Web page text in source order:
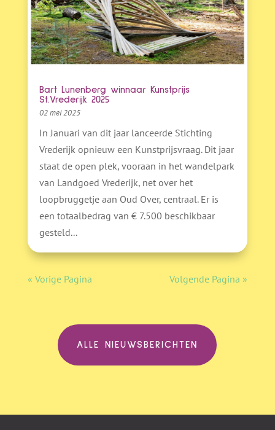
Bart Lunenberg winnaar Kunstprijs
St.Vrederijk 2025
02 mei 2025
In Januari van dit jaar lanceerde Stichting
Vrederijk opnieuw een Kunstprijsvraag. Dit jaar
staat de open plek, vooraan in het wandelpark
van Landgoed Vrederijk, net over het
loopbruggetje aan Oud Over, centraal. Er is
een totaalbedrag van € 7.500 beschikbaar
gesteld...
« Vorige Pagina Volgende Pagina »
ALLE NIEUWSBERICHTEN